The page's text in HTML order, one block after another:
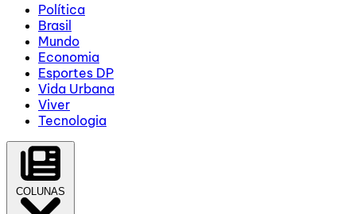
Política
Brasil
Mundo
Economia
Esportes DP
Vida Urbana
Viver
Tecnologia
COLUNAS